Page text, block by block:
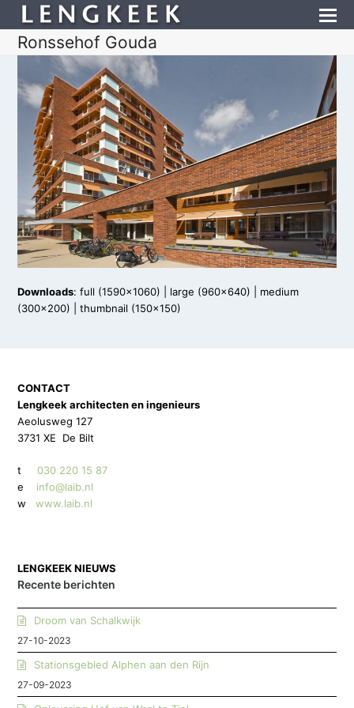
Ronssehof Gouda
Downloads:full (1590x1060) large (960x640)
medium
(300x200) |thumbnail (150x150)
CONTACT
Lengkeek architecten en ingenieurs
Aeolusweg 127
3731 XE De Bilt
t030 220 15 87
e info@laib.nl
w
www.laib.nl
LENGKEEK NIEUWS
Recente berichten
Droom van Schalkwijk
27-10-2023
Stationsgebied Alphen aan den Rijn
27-09-2023